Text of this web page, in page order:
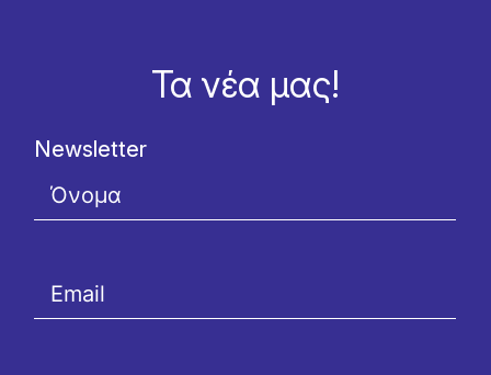
Τα νέα μας!
Newsletter